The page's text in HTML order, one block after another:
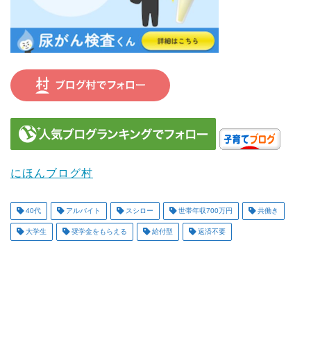
にほんブログ村
40代 アルバイト スシロー 世帯年収700万円 共働き
大学生 奨学金をもらえる 給付型 返済不要